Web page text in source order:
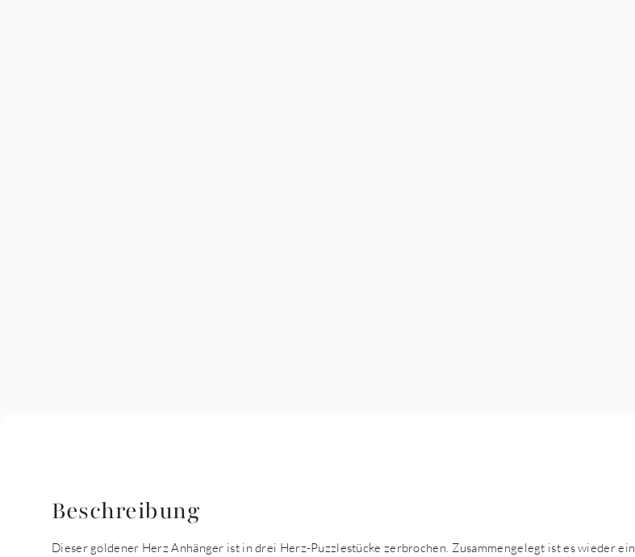
Beschreibung
Dieser goldener Herz Anhänger ist in drei Herz-Puzzlestücke zerbrochen. Zusammengelegt ist es wieder ein